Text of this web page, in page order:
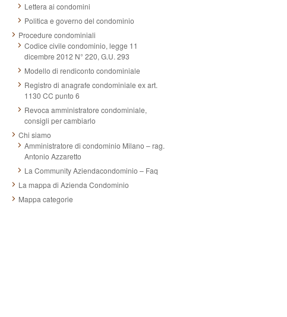
Lettera ai condomini
Politica e governo del condominio
Procedure condominiali
Codice civile condominio, legge 11
dicembre 2012 N° 220, G.U. 293
Modello di rendiconto condominiale
Registro di anagrafe condominiale ex art.
1130 CC punto 6
Revoca amministratore condominiale,
consigli per cambiarlo
Chi siamo
Amministratore di condominio Milano – rag.
Antonio Azzaretto
La Community Aziendacondominio – Faq
La mappa di Azienda Condominio
Mappa categorie